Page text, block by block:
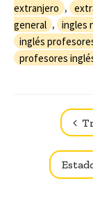
extranjero ,
general , ingles
inglés
profesores
Navegador de